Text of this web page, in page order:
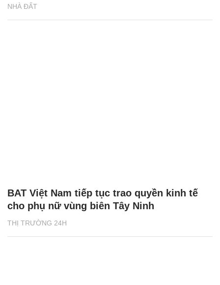
NHÀ ĐẤT
THỊ TRƯỜNG 24H
BAT Việt Nam tiếp tục trao quyền kinh tế
cho phụ nữ vùng biên Tây Ninh